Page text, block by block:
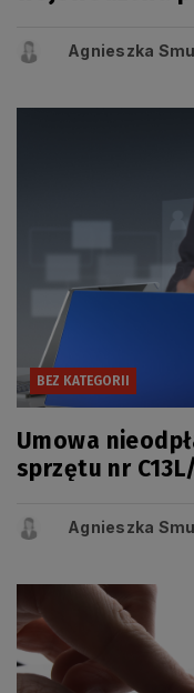
Agnieszka
BEZ KATEGORII
Umowa
sprzętu nr
Agnieszka